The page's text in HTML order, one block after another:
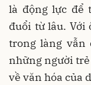
là động lực để
đuổi từ lâu. Với
trong làng vẫn
những người
về văn hóa của